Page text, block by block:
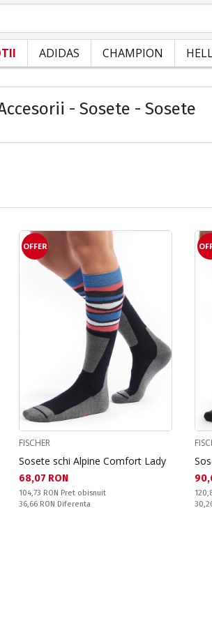
ADIDAS CHAMPION
- Sosete - Sosete
OFFER
FISCHER
Sosete schi Alpine Comfort Lady
Текуща цена:
68,07 RON
Pret obisnuit:
104,73 RON Pret obisnuit
Спестявате:
36,66 RON Diferenta
Pret